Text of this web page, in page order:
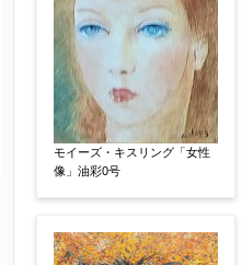
素描
立体
その他
絵の画面サイズ 【任意】
額装
軸装
モイーズ・キスリング「女性
像」油彩0号